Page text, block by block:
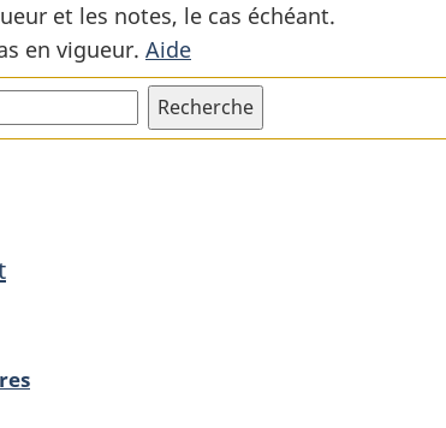
Règlement
la
cale
la
et les notes, le cas échéant.
en vigueur. Aide